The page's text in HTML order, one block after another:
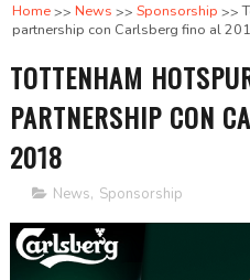
Home News Sponsorship
partnership con Carlsberg fino al
TOTTENHAM
PARTNERSHIP CON
2018
News, Sponsorship